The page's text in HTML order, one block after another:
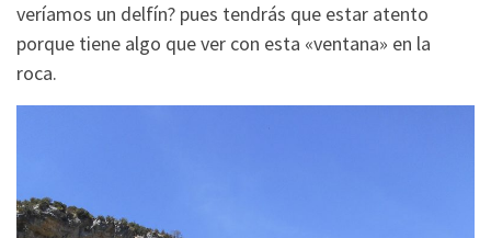
veríamos un delfín? pues tendrás que estar atento
porque tiene algo que ver con esta «ventana» en la
roca.